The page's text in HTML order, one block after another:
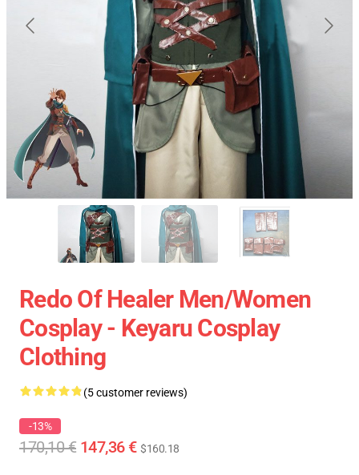
Redo Of Healer Men/Women
Cosplay - Keyaru Cosplay
Clothing
(5 customer reviews)
-13%
170,10 € 147,36 € $160.18